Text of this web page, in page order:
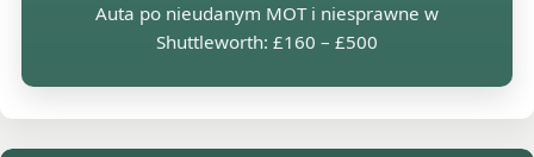
Auta po nieudanym MOT i niesprawne w
Shuttleworth: £160 – £500